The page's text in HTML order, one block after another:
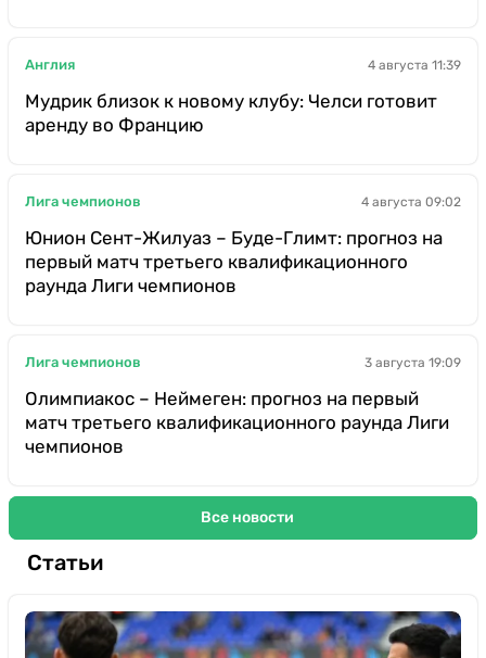
Англия 4 августа 11:39
Мудрик близок к новому клубу: Челси готовит
аренду во Францию
Лига чемпионов 4 августа 09:02
Юнион Сент-Жилуаз – Буде-Глимт: прогноз на
первый матч третьего квалификационного
раунда Лиги чемпионов
Лига чемпионов 3 августа 19:09
Олимпиакос – Неймеген: прогноз на первый
матч третьего квалификационного раунда Лиги
чемпионов
Все новости
Статьи